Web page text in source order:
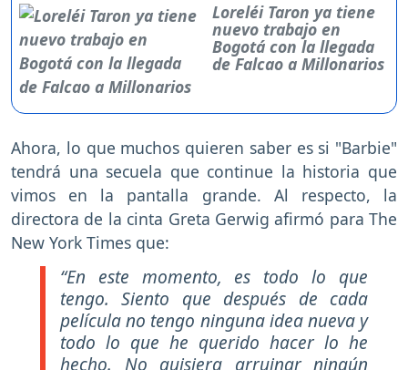
Loreléi Taron ya tiene
nuevo trabajo en
Bogotá con la llegada
de Falcao a Millonarios
Ahora, lo que muchos quieren saber es si "Barbie"
tendrá una secuela que continue la historia que
vimos en la pantalla grande. Al respecto, la
directora de la cinta Greta Gerwig afirmó para The
New York Times que:
“En este momento, es todo lo que
tengo. Siento que después de cada
película no tengo ninguna idea nueva y
todo lo que he querido hacer lo he
hecho. No quisiera arruinar ningún